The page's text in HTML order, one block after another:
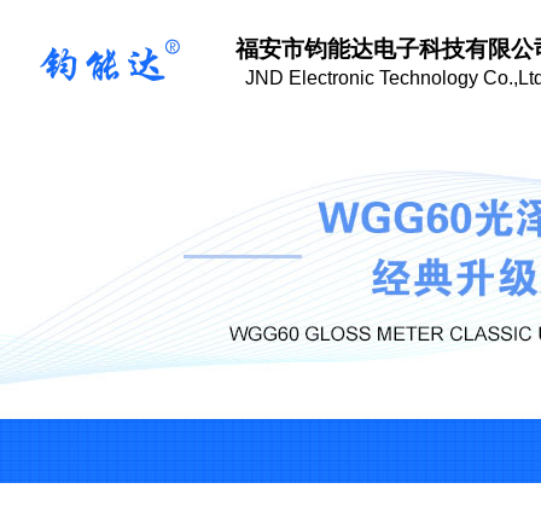
福安市钧能达电子科技有限公
JND Electronic Technology